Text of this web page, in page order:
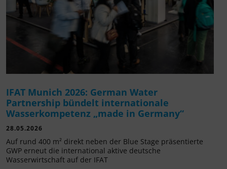
IFAT Munich 2026: German Water
Partnership bündelt internationale
Wasserkompetenz „made in Germany“
28.05.2026
Auf rund 400 m² direkt neben der Blue Stage präsentierte
GWP erneut die international aktive deutsche
Wasserwirtschaft auf der IFAT